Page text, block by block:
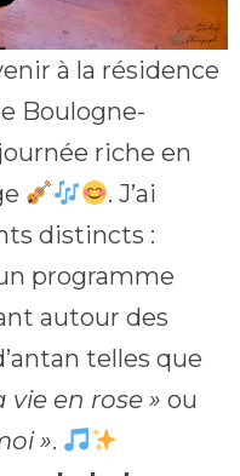
à la résidence
Boulogne-
riche en
. J’ai
distincts :
programme
autour des
telles que
vie en rose » ou
».